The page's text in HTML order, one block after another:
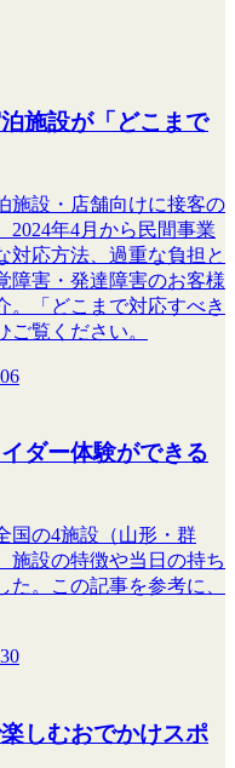
施設が「どこまで
施設・店舗向けに接客の
2024年4月から民間事業
対応方法、過重な負担と
障害・発達障害のお客様
。「どこまで対応すべき
覧ください。
ダー体験ができる
国の4施設（山形・群
施設の特徴や当日の持ち
。この記事を参考に、
しむおでかけスポ